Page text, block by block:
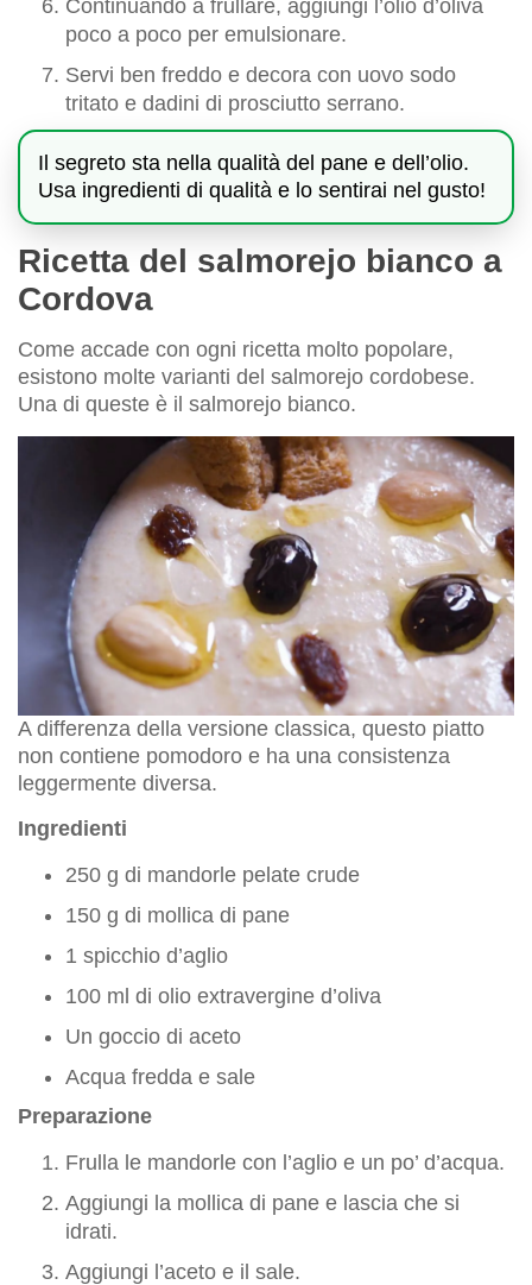
Continuando a frullare, aggiungi l’olio d’oliva
poco a poco per emulsionare.
Servi ben freddo e decora con uovo sodo
tritato e dadini di prosciutto serrano.
Il segreto sta nella qualità del pane e dell’olio.
Usa ingredienti di qualità e lo sentirai nel gusto!
Ricetta del salmorejo bianco a
Cordova
Come accade con ogni ricetta molto popolare,
esistono molte varianti del salmorejo cordobese.
Una di queste è il salmorejo bianco.
A differenza della versione classica, questo piatto
non contiene pomodoro e ha una consistenza
leggermente diversa.
Ingredienti
250 g di mandorle pelate crude
150 g di mollica di pane
1 spicchio d’aglio
100 ml di olio extravergine d’oliva
Un goccio di aceto
Acqua fredda e sale
Preparazione
Frulla le mandorle con l’aglio e un po’ d’acqua.
Aggiungi la mollica di pane e lascia che si
idrati.
Aggiungi l’aceto e il sale.